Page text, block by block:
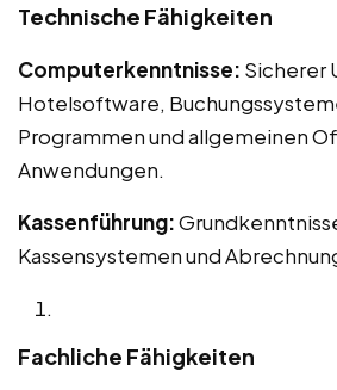
Technische Fähigkeiten
Computerkenntnisse: Sicherer
Hotelsoftware,
Programmen und allgemeinen
Anwendungen.
Kassenführung:
Kassensystemen und
Fachliche Fähigkeiten